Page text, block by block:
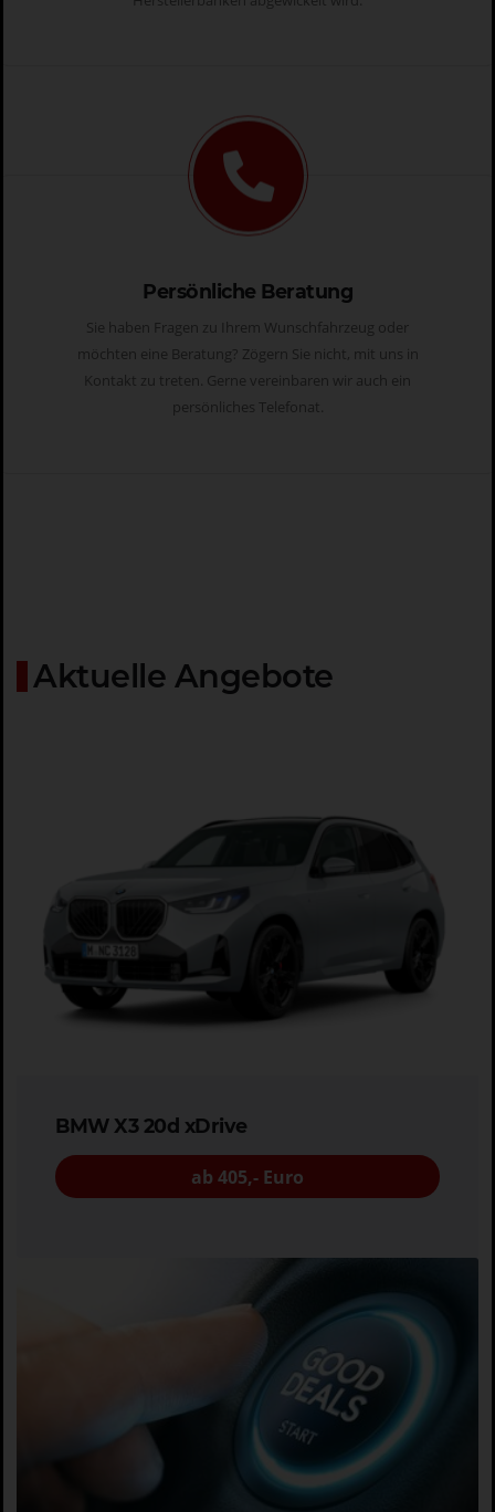
Persönliche Beratung
Sie haben Fragen zu Ihrem Wunschfahrzeug oder
möchten eine Beratung? Zögern Sie nicht, mit uns in
Kontakt zu treten. Gerne vereinbaren wir auch ein
persönliches Telefonat.
Aktuelle Angebote
BMW X3 20d xDrive
ab 405,- Euro